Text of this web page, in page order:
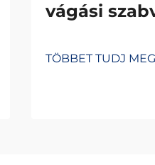
vágási
TÖBBET TUDJ MEG